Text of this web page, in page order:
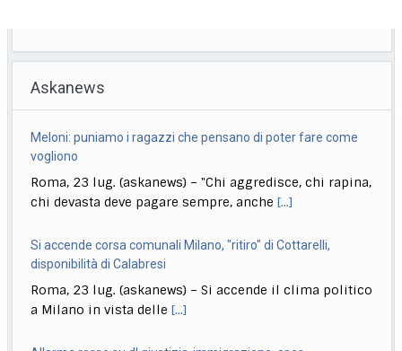
Askanews
Meloni: puniamo i ragazzi che pensano di poter fare come
vogliono
Roma, 23 lug. (askanews) – "Chi aggredisce, chi rapina,
chi devasta deve pagare sempre, anche[...]
Si accende corsa comunali Milano, "ritiro" di Cottarelli,
disponibilità di Calabresi
Roma, 23 lug. (askanews) – Si accende il clima politico
a Milano in vista delle[...]